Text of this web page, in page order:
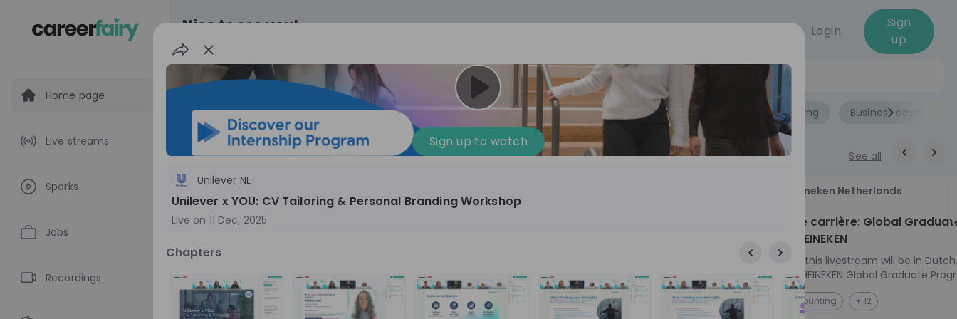
Home page
Live streams
Sparks
Jobs
Recordings
Login
Sign
up
Nice to see you!
All Application process Company culture Day in the life Events Jobs Accounting Business
Live streams See all
12
World Bank Group Explorers Program
Nationals
Are you a United States national passionate
about global development and creating lasting
impact? Join our live Information Session to
explore the World Bank Group Explorers
EN Product management + 13
ideas to real impact? Join our Live Stream and
discover how Sunrise is shaping the future
through innovation. Hear directly from one of
EN Information technology
Heineken Netherlands
Kickstart je carrière: Global
Program HEINEKEN
Please note: this livestream will be in Dutch.
Ontdek het HEINEKEN Global Graduate
Jouw Wereldwijde Carrière Start Hier! 🌍 Ben jij
klaar voor een avontuur dat jouw carrière
NL Accounting + 12
Sign up to watch
Unilever NL
Unilever x YOU: CV Tailoring & Personal Branding Workshop
Live on 11 Dec, 2025
Chapters